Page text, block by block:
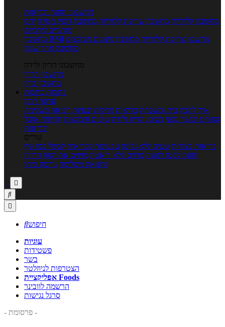
מחשבוני תזונה ובריאות
מחשבון קלוריות מחשבון שריפת קלוריות מחשבון דופק מטרה יחס
מותניים לירכיים
מחשבון BMI
מחשבון צריכת קלוריות מחשבון מינונים מומלצים
מחשבון אחוז שומן
מחשבוני הריון ולידה
מחשבון הריון
מחשבון ביוץ
כתבות כתבות
ערוצי תוכן
איך להכין בית ומשפחה בריאות מחלות ובעיות רפואה משלימה
ספורט וכושר גופני נשים, הריון ולידה טיפים והמלצות חדשות אוכל
ובריאות
טורים
בריאות בצלחת טעים ללא גלוטן טבעונות לבריאות לבשל כמו שף
תזונה לבטן רגועה מרזים ללא דיאטה מזיזים את הגוף הרזיה
ורפואה משלימה גורמה ביתי



חיפוש
עוגיות
פשטידות
בשר
הצטרפות לניוזלטר
אפליקציית Foods
הרשמה לוובינר
סרגל נגישות
- פרסומת -